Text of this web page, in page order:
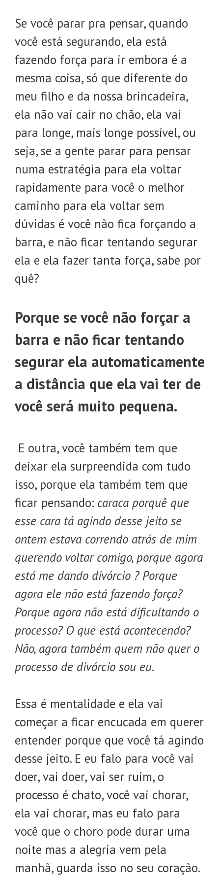
Se você parar pra pensar, quando
você está segurando, ela está
fazendo força para ir embora é a
mesma coisa, só que diferente do
meu filho e da nossa brincadeira,
ela não vai cair no chão, ela vai
para longe, mais longe possível, ou
seja, se a gente parar para pensar
numa estratégia para ela voltar
rapidamente para você o melhor
caminho para ela voltar sem
dúvidas é você não fica forçando a
barra, e não ficar tentando segurar
ela e ela fazer tanta força, sabe por
quê?
Porque se você não forçar a
barra e não ficar tentando
segurar ela automaticamente
a distância que ela vai ter de
você será muito pequena.
E outra, você também tem que
deixar ela surpreendida com tudo
isso, porque ela também tem que
ficar pensando: caraca porquê que
esse cara tá agindo desse jeito se
ontem estava correndo atrás de mim
querendo voltar comigo, porque agora
está me dando divórcio ? Porque
agora ele não está fazendo força?
Porque agora não está dificultando o
processo? O que está acontecendo?
Não, agora também quem não quer o
processo de divórcio sou eu.
Essa é mentalidade e ela vai
começar a ficar encucada em querer
entender porque que você tá agindo
desse jeito. E eu falo para você vai
doer, vai doer, vai ser ruim, o
processo é chato, você vai chorar,
ela vai chorar, mas eu falo para
você que o choro pode durar uma
noite mas a alegria vem pela
manhã, guarda isso no seu coração.